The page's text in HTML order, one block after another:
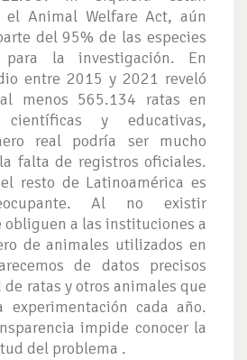
el Animal Welfare Act, aún
del 95% de las especies
la investigación. En
entre 2015 y 2021 reveló
menos 565.134 ratas en
científicas y educativas,
real podría ser mucho
falta de registros oficiales.
resto de Latinoamérica es
Al no existir
obliguen a las instituciones a
de animales utilizados en
de datos precisos
ratas y otros animales que
experimentación cada año.
impide conocer la
del problema .